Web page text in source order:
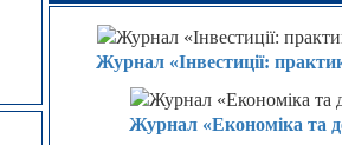
Журнал «Інвестиції:
Журнал «Економіка та